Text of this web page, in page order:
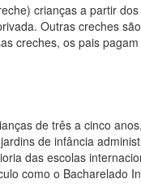
crianças a partir
Outras creches
creches, os pais
de três a cinco
de infância
das escolas
como o Bacharelado